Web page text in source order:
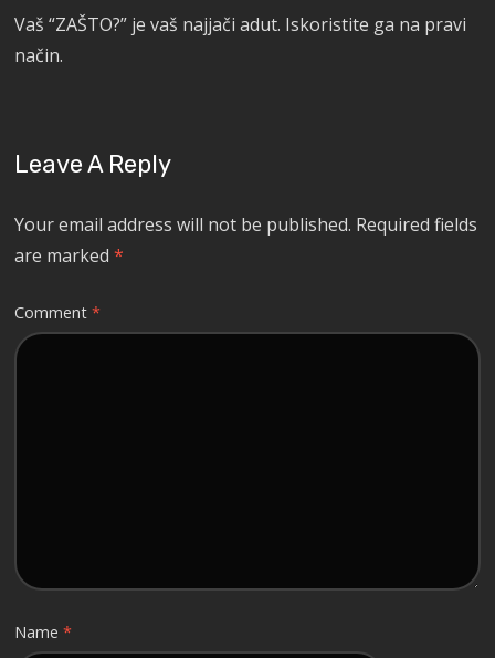
Vaš “ZAŠTO?” je vaš najjači adut. Iskoristite ga na pravi
način.
Leave A Reply
Your email address will not be published. Required fields
are marked*
Comment*
Name*